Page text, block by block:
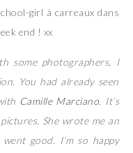
girl à carreaux dans
end ! xx
some photographers, I
You had already seen
Camille Marciano. It’s
She wrote me an
good. I’m so happy